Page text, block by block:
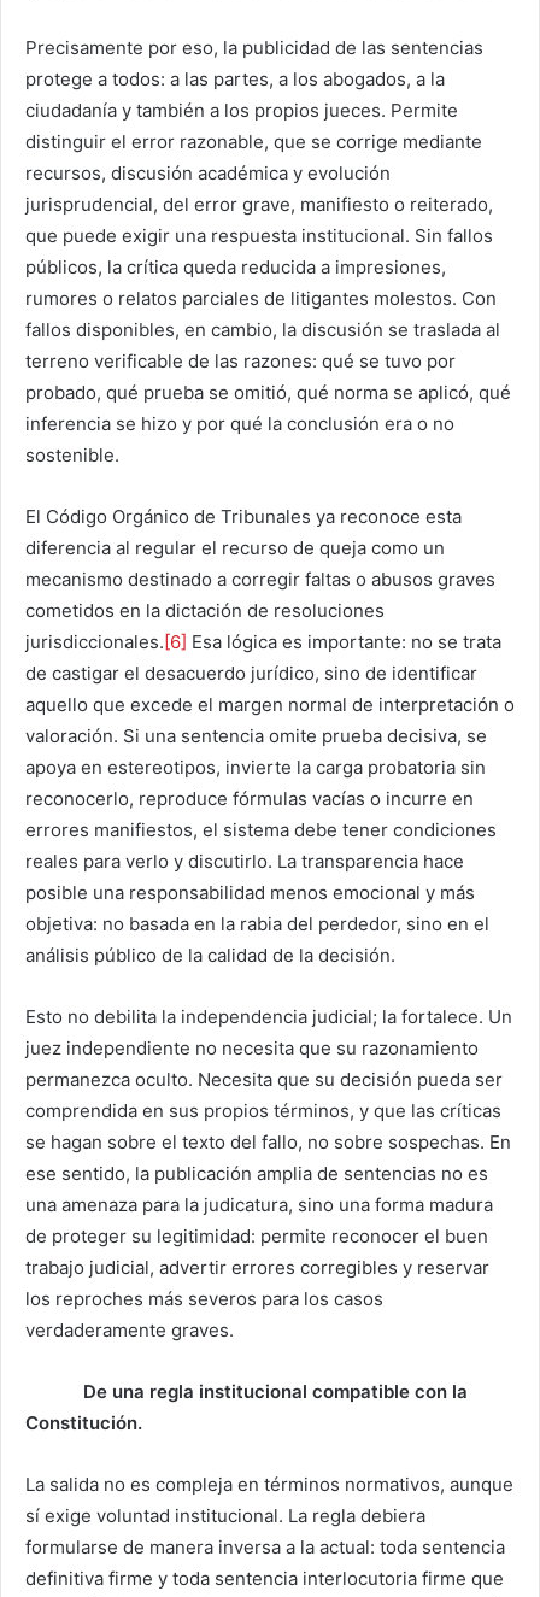
Precisamente por eso, la publicidad de las sentencias
protege a todos: a las partes, a los abogados, a la
ciudadanía y también a los propios jueces. Permite
distinguir el error razonable, que se corrige mediante
recursos, discusión académica y evolución
jurisprudencial, del error grave, manifiesto o reiterado,
que puede exigir una respuesta institucional. Sin fallos
públicos, la crítica queda reducida a impresiones,
rumores o relatos parciales de litigantes molestos. Con
fallos disponibles, en cambio, la discusión se traslada al
terreno verificable de las razones: qué se tuvo por
probado, qué prueba se omitió, qué norma se aplicó, qué
inferencia se hizo y por qué la conclusión era o no
sostenible.
El Código Orgánico de Tribunales ya reconoce esta
diferencia al regular el recurso de queja como un
mecanismo destinado a corregir faltas o abusos graves
cometidos en la dictación de resoluciones
jurisdiccionales. [6] Esa lógica es importante: no se trata
de castigar el desacuerdo jurídico, sino de identificar
aquello que excede el margen normal de interpretación o
valoración. Si una sentencia omite prueba decisiva, se
apoya en estereotipos, invierte la carga probatoria sin
reconocerlo, reproduce fórmulas vacías o incurre en
errores manifiestos, el sistema debe tener condiciones
reales para verlo y discutirlo. La transparencia hace
posible una responsabilidad menos emocional y más
objetiva: no basada en la rabia del perdedor, sino en el
análisis público de la calidad de la decisión.
Esto no debilita la independencia judicial; la fortalece. Un
juez independiente no necesita que su razonamiento
permanezca oculto. Necesita que su decisión pueda ser
comprendida en sus propios términos, y que las críticas
se hagan sobre el texto del fallo, no sobre sospechas. En
ese sentido, la publicación amplia de sentencias no es
una amenaza para la judicatura, sino una forma madura
de proteger su legitimidad: permite reconocer el buen
trabajo judicial, advertir errores corregibles y reservar
los reproches más severos para los casos
verdaderamente graves.
De una regla institucional compatible con la
Constitución.
La salida no es compleja en términos normativos, aunque
sí exige voluntad institucional. La regla debiera
formularse de manera inversa a la actual: toda sentencia
definitiva firme y toda sentencia interlocutoria firme que